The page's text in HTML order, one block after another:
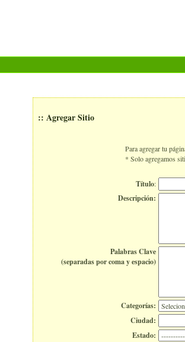
:: Agregar Sitio
Para agregar tu
* Solo agregamos
Título:
Descripción:
Palabras Clave
(separadas por coma y espacio)
Categorías:
Ciudad:
Estado: